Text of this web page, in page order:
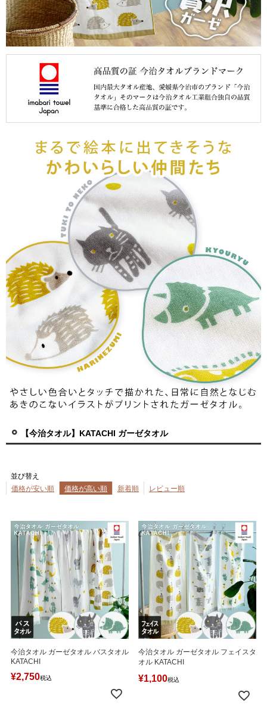
【今治タオル】KATACHI ガーゼタオル
並び替え
価格が安い順
価格が高い順 新着順 レビュー順
今治タオル ガーゼタオル バスタオル
KATACHI
¥2,750税込
今治タオル ガーゼタオル フェイスタ
オル KATACHI
¥1,100税込